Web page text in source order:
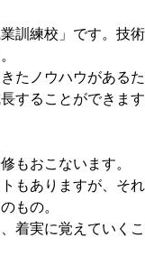
訓練校」です。技
たノウハウがあるた
することができま
もおこないます。
もありますが、そ
もの。
着実に覚えていく